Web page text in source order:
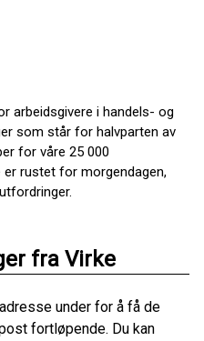
arbeidsgivere i handels- og
som står for halvparten av
for våre 25 000
rustet for morgendagen,
fra Virke
under for å få de
fortløpende. Du kan